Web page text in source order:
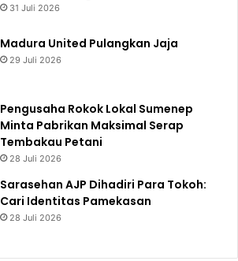
31 Juli 2026
Madura United Pulangkan Jaja
29 Juli 2026
Pengusaha Rokok Lokal Sumenep
Minta Pabrikan Maksimal Serap
Tembakau Petani
28 Juli 2026
Sarasehan AJP Dihadiri Para Tokoh:
Cari Identitas Pamekasan
28 Juli 2026